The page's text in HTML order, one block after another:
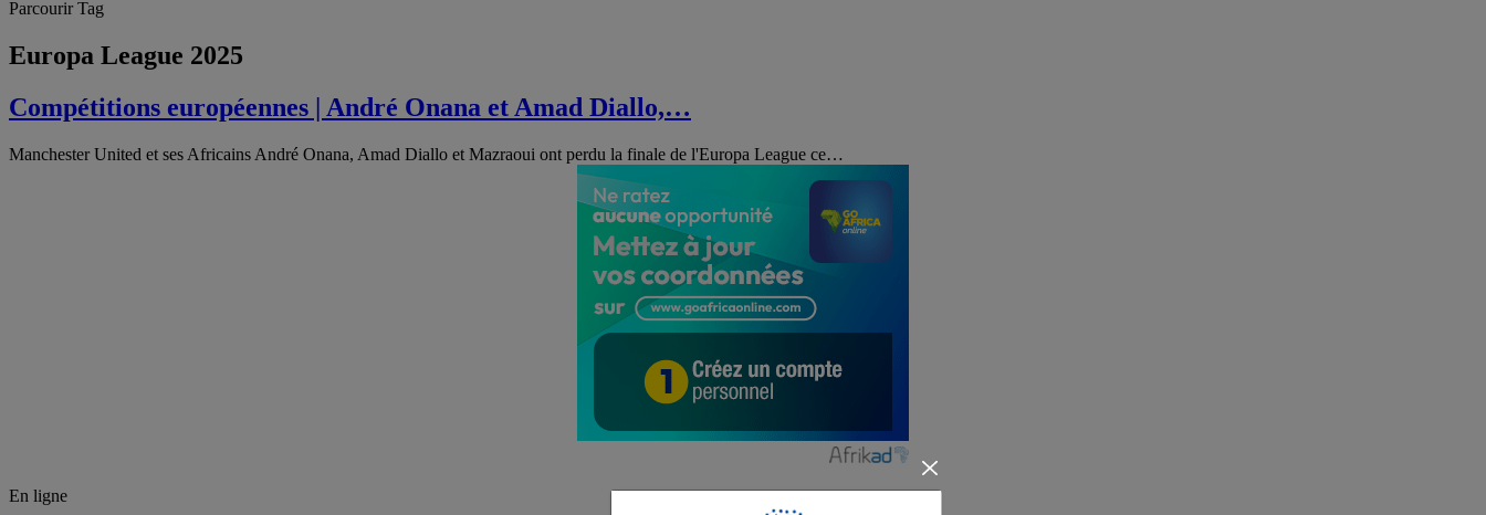
Parcourir Tag
Europa League 2025
Compétitions européennes | André Onana et Amad Diallo,…
Manchester United et ses Africains André Onana, Amad Diallo et Mazraoui ont perdu la finale de l'Europa League ce…
En ligne